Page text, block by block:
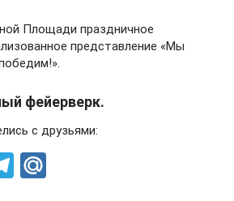
Площади праздничное
представление «Мы
фейерверк.
с друзьями:
T